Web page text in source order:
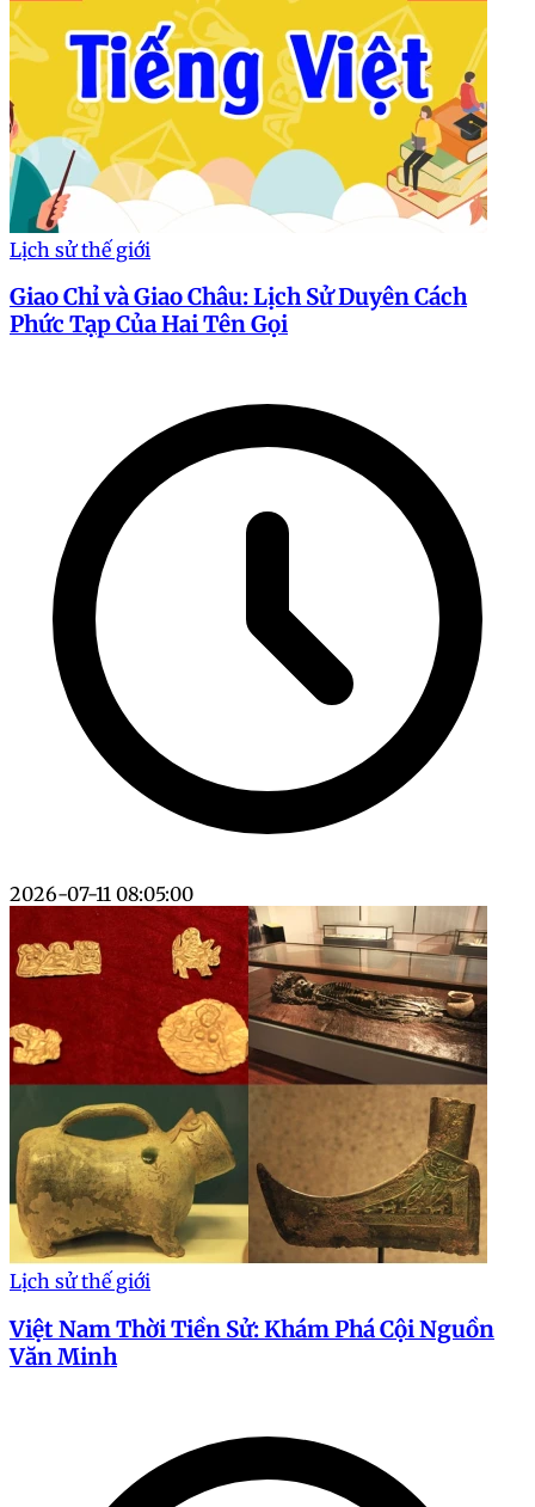
Lịch sử thế giới
Giao Chỉ và Giao Châu: Lịch Sử Duyên Cách
Phức Tạp Của Hai Tên Gọi
2026-07-11 08:05:00
Lịch sử thế giới
Việt Nam Thời Tiền Sử: Khám Phá Cội Nguồn
Văn Minh